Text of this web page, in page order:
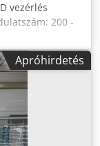
vezérlés
200 -
ATC, 10
műszaki adatok
számunkra
jogát
feltételeink
raktáron több
70 t több mint
Apróhirdetés